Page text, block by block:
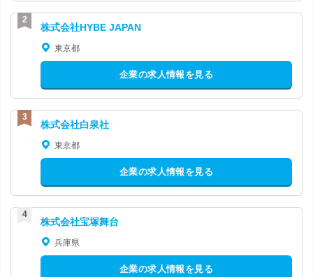
株式会社HYBE JAPAN
東京都
企業の求人情報を見る
株式会社白泉社
東京都
企業の求人情報を見る
株式会社宝塚舞台
兵庫県
企業の求人情報を見る